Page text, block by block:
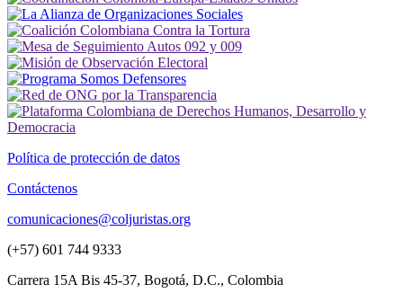
Política de protección de datos
Contáctenos
comunicaciones@coljuristas.org
(+57) 601 744 9333
Carrera 15A Bis 45-37, Bogotá, D.C., Colombia